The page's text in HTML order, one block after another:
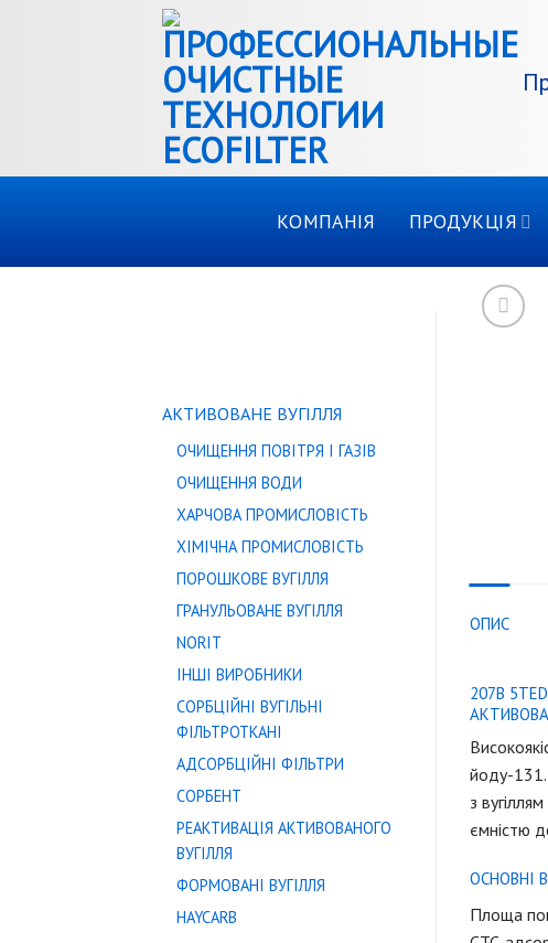
КОМПАНІЯ ПРОДУКЦІЯ
АКТИВОВАНЕ ВУГІЛЛЯ
ОЧИЩЕННЯ ПОВІТРЯ І ГАЗІВ
ОЧИЩЕННЯ ВОДИ
ХАРЧОВА ПРОМИСЛОВІСТЬ
ХІМІЧНА ПРОМИСЛОВІСТЬ
ПОРОШКОВЕ ВУГІЛЛЯ
ГРАНУЛЬОВАНЕ ВУГІЛЛЯ
NORIT
ІНШІ ВИРОБНИКИ
СОРБЦІЙНІ ВУГІЛЬНІ
ФІЛЬТРОТКАНІ
АДСОРБЦІЙНІ ФІЛЬТРИ
СОРБЕНТ
РЕАКТИВАЦІЯ АКТИВОВАНОГО
ВУГІЛЛЯ
ФОРМОВАНІ ВУГІЛЛЯ
HAYCARB
ОПИС
207B
йоду-131.
з
ємністю
ОСНОВНІ
Площа